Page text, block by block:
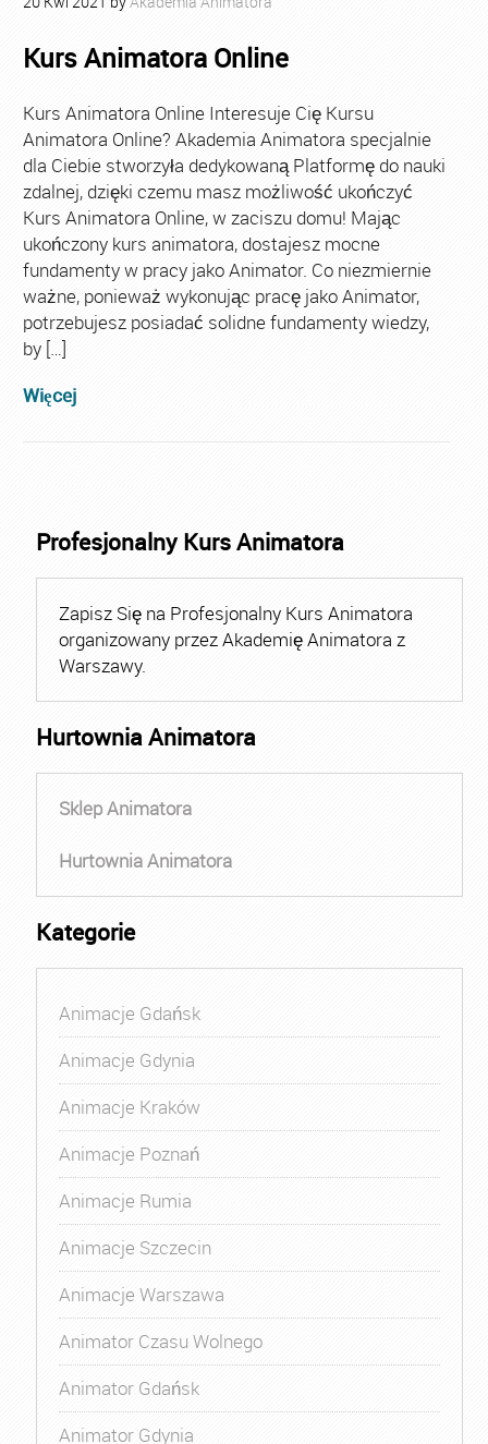
Kurs Animatora Online
Kurs Animatora Online Interesuje Cię Kursu
Animatora Online? Akademia Animatora specjalnie
dla Ciebie stworzyła dedykowaną Platformę do nauki
zdalnej, dzięki czemu masz możliwość ukończyć
Kurs Animatora Online, w zaciszu domu! Mając
ukończony kurs animatora, dostajesz mocne
fundamenty w pracy jako Animator. Co niezmiernie
ważne, ponieważ wykonując pracę jako Animator,
potrzebujesz posiadać solidne fundamenty wiedzy,
by […]
Więcej
Profesjonalny Kurs Animatora
Zapisz Się na Profesjonalny Kurs Animatora
organizowany przez Akademię Animatora z
Warszawy.
Hurtownia Animatora
Sklep Animatora
Hurtownia Animatora
Kategorie
Animacje Gdańsk
Animacje Gdynia
Animacje Kraków
Animacje Poznań
Animacje Rumia
Animacje Szczecin
Animacje Warszawa
Animator Czasu Wolnego
Animator Gdańsk
Animator Gdynia